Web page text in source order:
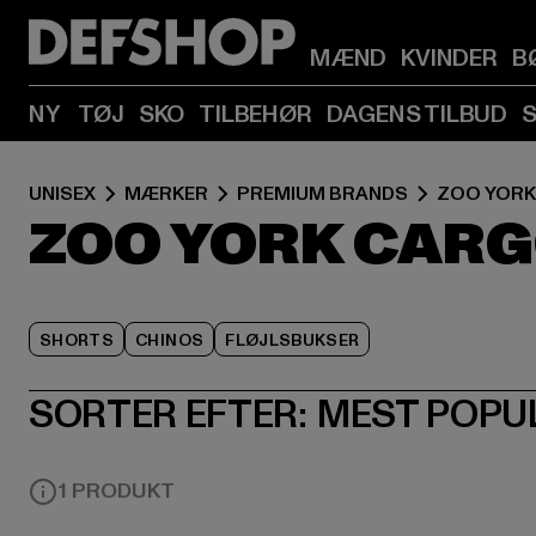
MÆND KVINDER
NY TØJ SKO TILBEHØR DAGENS TILBUD
UNISEX MÆRKER PREMIUM BRANDS ZOO YORK
ZOO YORK
SHORTS CHINOS FLØJLSBUKSER
SORTER EFTER: MEST
1 PRODUKT